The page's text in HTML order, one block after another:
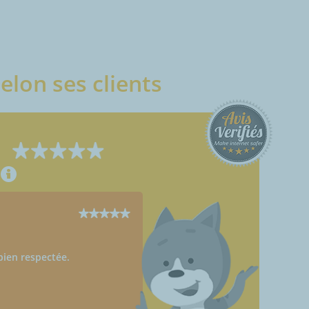
ses clients
respectée.
Anonymous
Duravel (46700)
Point(s) positif(s) : Parfait, rien